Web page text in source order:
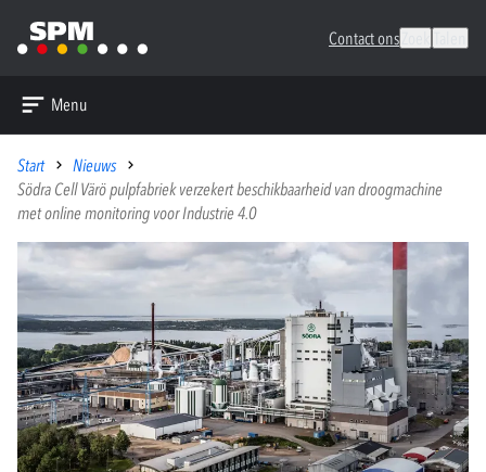
Contact ons
Menu
Start
Nieuws
Södra Cell Värö pulpfabriek verzekert beschikbaarheid van droogmachine
met online monitoring voor Industrie 4.0